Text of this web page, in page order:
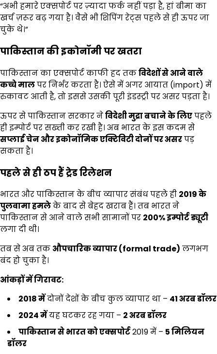
“अभी हमारे एक्सपोर्ट पर ज़्यादा फर्क नहीं पड़ा है, हां बीमा का
खर्च ज़रूर बढ़ गया है। वैसे भी शिपिंग रेट्स पहले से ही ऊपर जा
चुके थे।”
पाकिस्तान की इकोनॉमी पर खतरा
पाकिस्तान का एक्सपोर्ट काफी हद तकविदेशों से आने वाले
कच्चे मालपर निर्भर करता है। ऐसे में अगर आयात (import) में
रुकावट आती है, तो इससे उसकी पूरी इंडस्ट्री पर असर पड़ता है।
ऊपर से पाकिस्तान सरकार नेविदेशी मुद्रा बचाने के लिएपहले
ही इम्पोर्ट पर सख्ती कर रखी है। अब भारत के इस कदम से
सप्लाई चेन और इकोनॉमिक एक्टिविटी दोनों पर असरपड़
सकता है।
पहले से ही ठप हैं ट्रेड रिलेशन
भारत और पाकिस्तान के बीच व्यापार संबंध पहले ही 2019के
पुलवामा हमलेके बाद से बेहद खराब हैं। तब भारत ने
पाकिस्तान से आने वाले सभी सामानों पर 200%इम्पोर्ट ड्यूटी
लगा दी थी।
तब से अब तक औपचारिक व्यापार (formal trade) लगभग
बंद हो चुका है।
आंकड़ों में गिरावट:
2018मेंदोनों देशों के बीच कुल व्यापार था – 41अरब डॉलर
2024मेंयह घटकर रह गया – 2अरब डॉलर
पाकिस्तान से भारत को एक्सपोर्ट2019 में – 5मिलियन
डॉलर